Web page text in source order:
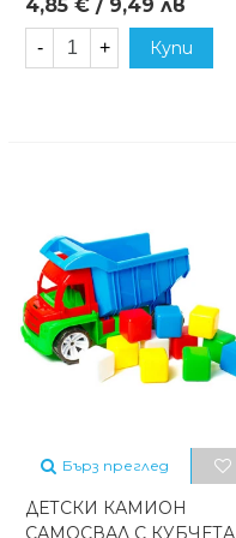
4,85 € / 9,49 лв
- + Купи
Бърз преглед
ДЕТСКИ КАМИОН